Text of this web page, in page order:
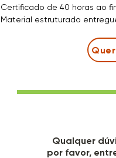
Certificado de 40 horas ao
Material estruturado
Qualquer
por favor,